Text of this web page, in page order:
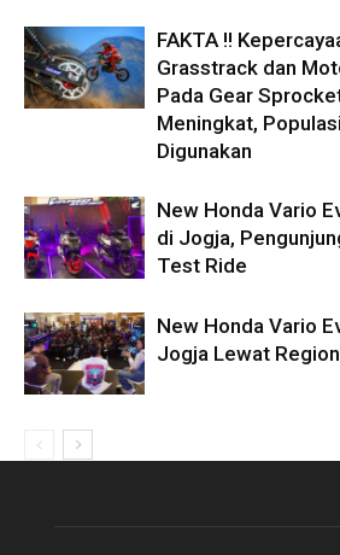
FAKTA !!
Grasstrack dan
Pada Gear
Meningkat,
Digunakan
New Honda Vario
di Jogja,
Test Ride
New Honda Vario
Jogja Lewat